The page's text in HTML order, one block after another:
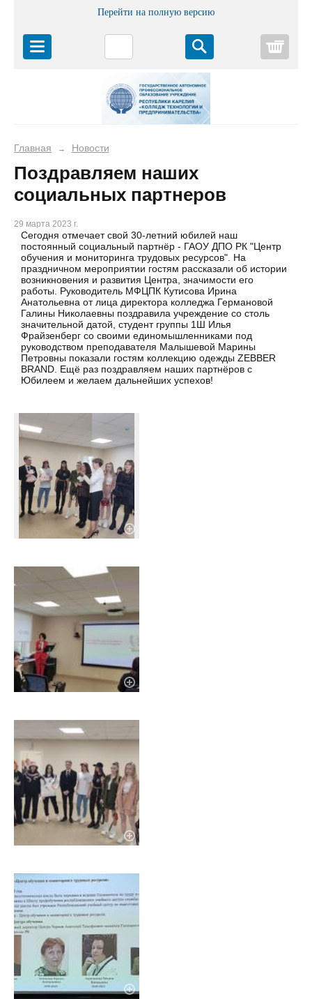
Перейти на полную версию
Главная → Новости
Поздравляем наших
социальных партнеров
29 марта 2023 г.
Сегодня отмечает свой 30-летний юбилей наш
постоянный социальный партнёр - ГАОУ ДПО РК "Центр
обучения и мониторинга трудовых ресурсов". На
праздничном мероприятии гостям рассказали об истории
возникновения и развития Центра, значимости его
работы. Руководитель МФЦПК Кутисова Ирина
Анатольевна от лица директора колледжа Германовой
Галины Николаевны поздравила учреждение со столь
значительной датой, студент группы 1Ш Илья
Фрайзенберг со своими единомышленниками под
руководством преподавателя Малышевой Марины
Петровны показали гостям коллекцию одежды ZEBBER
BRAND. Ещё раз поздравляем наших партнёров с
Юбилеем и желаем дальнейших успехов!